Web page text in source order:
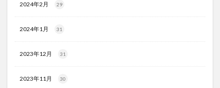
2024年2月 29
2024年1月 31
2023年12月 31
2023年11月 30